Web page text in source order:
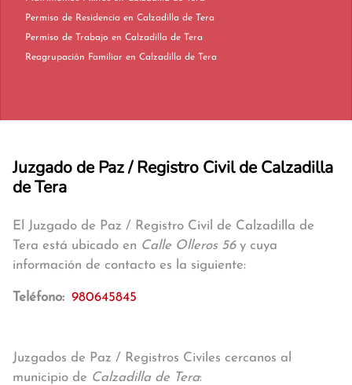
Permiso de Residencia en Calzadilla de Tera
Permiso de Trabajo en Calzadilla de Tera
Reagrupación Familiar en Calzadilla de Tera
Juzgado de Paz / Registro Civil de Calzadilla
de Tera
El Juzgado de Paz / Registro Civil de Calzadilla de
Tera está ubicado en Calle Olleros 56y cuya
información de contacto es la siguiente:
Teléfono: 980645845
Juzgados de Paz / Registros Civiles cercanos al
municipio de Calzadilla de Tera: